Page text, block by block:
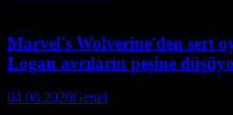
Marvel's Wolverine'den sert
Logan avcıların peşine
04.06.2026Genel